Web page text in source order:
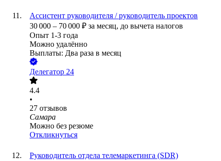
Ассистент руководителя / руководитель проектов
30 000 – 70 000 ₽ за месяц, до вычета налогов
Опыт 1-3 года
Можно удалённо
Выплаты: Два раза в месяц
Делегатор 24
4.4
•
27 отзывов
Самара
Можно без резюме
Откликнуться
Руководитель отдела телемаркетинга (SDR)